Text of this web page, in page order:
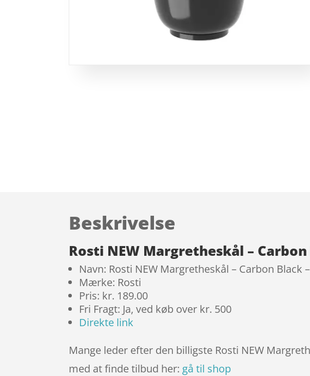
Beskrivelse
Rosti NEW Margretheskål –
Navn: Rosti NEW Margretheskål – Carbon Black
Mærke: Rosti
Pris: kr. 189.00
Fri Fragt: Ja, ved køb over kr. 500
Direkte link
Mange leder efter den billigste Rosti NEW
med at finde tilbud her: gå til shop